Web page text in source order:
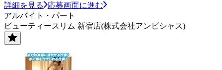
詳細を見る
応募画面に進む
アルバイト・パート
ビューティースリム 新宿店(株式会社アンビシャス)